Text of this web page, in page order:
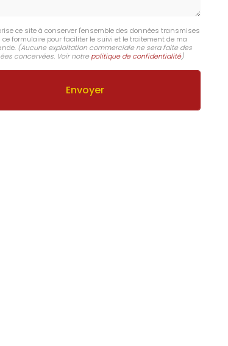
ce site à conserver l'ensemble des données transmises
formulaire pour faciliter le suivi et le traitement de ma
(Aucune exploitation commerciale ne sera faite des
concervées. Voir notre politique de confidentialité)